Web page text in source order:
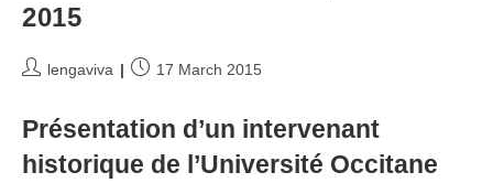
2015
Postlengaviva
Post17 March 2015
Présentation d’un intervenant
historique de l’Université Occitane